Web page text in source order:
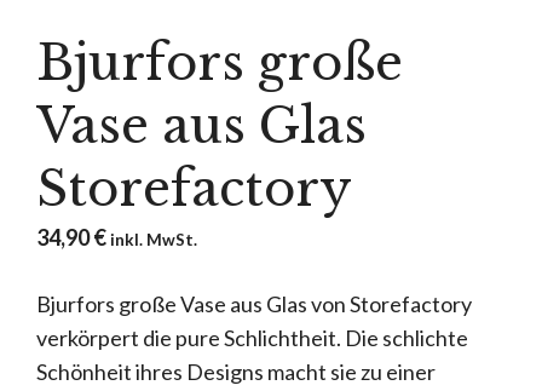
Bjurfors große
Vase aus Glas
Storefactory
34,90€ inkl. MwSt.
Bjurfors große Vase aus Glas von Storefactory
verkörpert die pure Schlichtheit. Die schlichte
Schönheit ihres Designs macht sie zu einer